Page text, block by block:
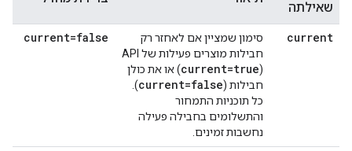
שאילתה
current
סימון שמציין אם לאחזר רק
חבילות מוצרים פעילות של API
(
current=true) או את כולן
חבילות (current=false
).
כל תוכניות התמחור
והתשלומים בחבילה פעילה
נחשבות זמינים.
current=false